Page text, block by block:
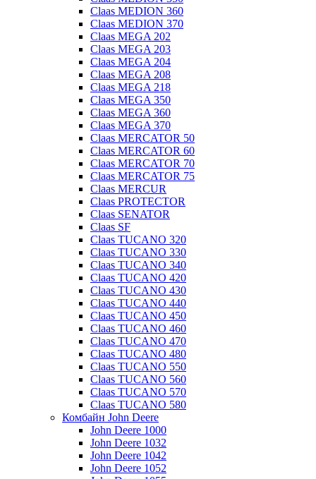
Claas MEDION 360
Claas MEDION 370
Claas MEGA 202
Claas MEGA 203
Claas MEGA 204
Claas MEGA 208
Claas MEGA 218
Claas MEGA 350
Claas MEGA 360
Claas MEGA 370
Claas MERCATOR 50
Claas MERCATOR 60
Claas MERCATOR 70
Claas MERCATOR 75
Claas MERCUR
Claas PROTECTOR
Claas SENATOR
Claas SF
Claas TUCANO 320
Claas TUCANO 330
Claas TUCANO 340
Claas TUCANO 420
Claas TUCANO 430
Claas TUCANO 440
Claas TUCANO 450
Claas TUCANO 460
Claas TUCANO 470
Claas TUCANO 480
Claas TUCANO 550
Claas TUCANO 560
Claas TUCANO 570
Claas TUCANO 580
Комбайн John Deere
John Deere 1000
John Deere 1032
John Deere 1042
John Deere 1052